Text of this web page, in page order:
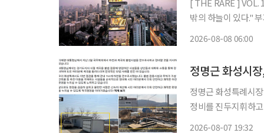
[ THE RARE ] VOL. 12 이 집은 대체 얼마일까:슈퍼리치들의 주거지 "천외천(天
밖
2026-08-08 06:00
정명근 화성시
정명근 화성특례시
정비를 진두지휘하고 있다. 7일 정명근 화성특례시장이 자신의 페이스
2026-08-07 19:32